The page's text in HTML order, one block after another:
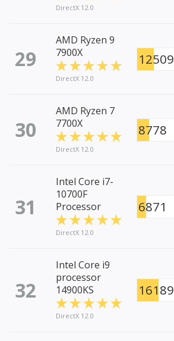
DirectX 12.0
29
AMD Ryzen 9
7900X
DirectX 12.0
12509
30
AMD Ryzen 7
7700X
DirectX 12.0
8778
31
Intel Core i7-
10700F
Processor
DirectX 12.0
6871
32
Intel Core i9
processor
14900KS
DirectX 12.0
16189